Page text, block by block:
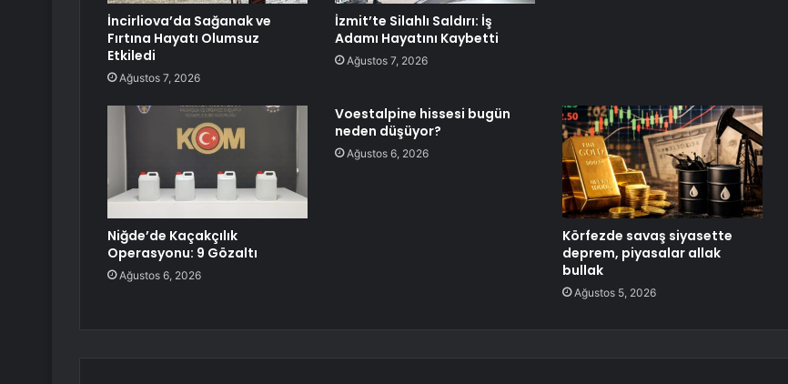
İncirliova’da Sağanak ve
Fırtına Hayatı Olumsuz
Etkiledi
Ağustos 7, 2026
İzmit’te Silahlı Saldırı: İş
Adamı Hayatını Kaybetti
Ağustos 7, 2026
Niğde’de Kaçakçılık
Operasyonu: 9 Gözaltı
Ağustos 6, 2026
Voestalpine hissesi bugün
neden düşüyor?
Ağustos 6, 2026
Körfezde savaş siyasette
deprem, piyasalar allak
bullak
Ağustos 5, 2026